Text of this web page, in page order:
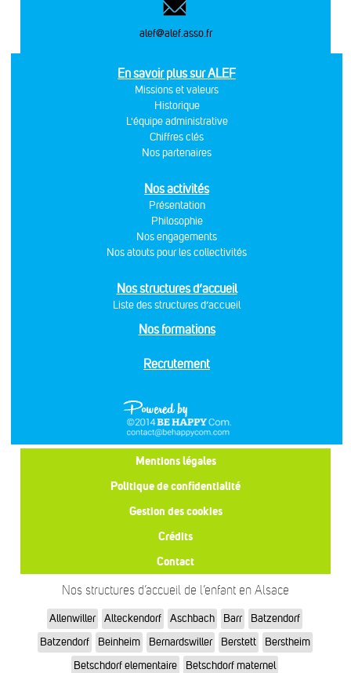
alef@alef.asso.fr
En savoir plus sur ALEF
Missions et valeurs
Historique
L'équipe administrative
Chiffres clés
Nos partenaires
Nos activités
Présentation
Philosophie
Nos engagements
Nos atouts pour les collectivités
Nos structures d’accueil
Liste des structures d’accueil
Nos formations
Recrutement
Mentions légales
Politique de confidentialité
Gestion des cookies
Crédits
Contact
Nos structures d’accueil de l’enfant en Alsace
Allenwiller Alteckendorf Aschbach Barr
Batzendorf
Batzendorf
Beinheim Bernardswiller Berstett
Berstheim
Betschdorf elementaire
Betschdorf maternel